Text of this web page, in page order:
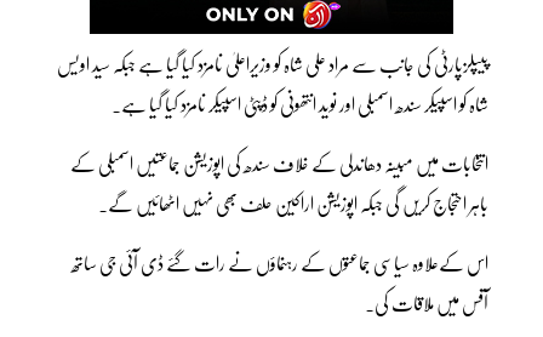
پیپلزپارٹی کی جانب سے مراد علی شاہ کو وزیراعلیٰ نامزد کیا گیا ہے جبکہ سید اویس
شاہ کو اسپیکر سندھ اسمبلی اور نوید انتھونی کو ڈپٹی اسپیکر نامزد کیا گیا ہے۔
انتخابات میں مبینہ دھاندلی کے خلاف سندھ کی اپوزیشن جماعتیں اسمبلی کے
باہر احتجاج کریں گی جبکہ اپوزیشن اراکین حلف بھی نہیں اٹھائیں گے۔
اس کےعلاوہ سیاسی جماعتوں کے رہنماؤں نے رات گئے ڈی آئی جی ساتھ
آفس میں ملاقات کی۔